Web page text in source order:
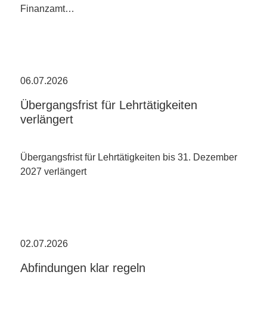
Finanzamt…
06.07.2026
Übergangsfrist für Lehrtätigkeiten
verlängert
Übergangsfrist für Lehrtätigkeiten bis 31. Dezember
2027 verlängert
02.07.2026
Abfindungen klar regeln